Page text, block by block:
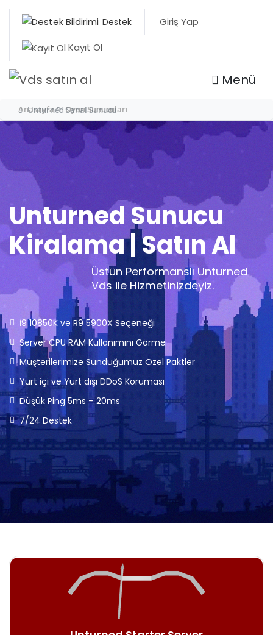
Destek
Giriş Yap
Kayıt Ol
Menü
Anasayfa Oyun Sunucuları
Unturned Sanal Sunucu
Unturned Sunucu
Kiralama | Satın Al
Üstün Performanslı Unturned
Vds ile Hizmetinizdeyiz.
İ9 10850K ve R9 5900X Seçeneği
Server CPU RAM Kullanımını Görme
Müşterilerimize Sunduğumuz Özel Paktler
Yurt içi ve Yurt dışı DDoS Koruması
Düşük Ping 5ms – 20ms
7/24 Destek